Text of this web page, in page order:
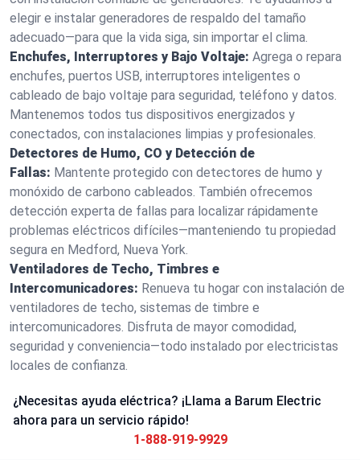
elegir e instalar generadores de respaldo del tamaño
adecuado—para que la vida siga, sin importar el clima.
Enchufes, Interruptores y Bajo Voltaje: Agrega o repara
enchufes, puertos USB, interruptores inteligentes o
cableado de bajo voltaje para seguridad, teléfono y datos.
Mantenemos todos tus dispositivos energizados y
conectados, con instalaciones limpias y profesionales.
Detectores de Humo, CO y Detección de
Fallas: Mantente protegido con detectores de humo y
monóxido de carbono cableados. También ofrecemos
detección experta de fallas para localizar rápidamente
problemas eléctricos difíciles—manteniendo tu propiedad
segura en Medford, Nueva York.
Ventiladores de Techo, Timbres e
Intercomunicadores: Renueva tu hogar con instalación de
ventiladores de techo, sistemas de timbre e
intercomunicadores. Disfruta de mayor comodidad,
seguridad y conveniencia—todo instalado por electricistas
locales de confianza.
¿Necesitas ayuda eléctrica? ¡Llama a Barum Electric
ahora para un servicio rápido!
1-888-919-9929